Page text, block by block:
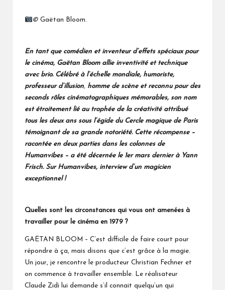
© Gaëtan Bloom.
En tant que comédien et inventeur d’effets spéciaux pour
le cinéma, Gaëtan Bloom allie inventivité et technique
avec brio. Célébré à l’échelle mondiale, humoriste,
professeur d’illusion, homme de scène et reconnu pour des
seconds rôles cinématographiques mémorables, son nom
est étroitement lié au trophée de la créativité attribué
tous les deux ans sous l’égide du Cercle magique de Paris
témoignant de sa grande notoriété. Cette récompense –
racontée en deux parties dans les colonnes de
Humanvibes – a été décernée le 1er mars dernier à Yann
Frisch. Sur Humanvibes, interview d’un magicien
exceptionnel !
Quelles sont les circonstances qui vous ont amenées à
travailler pour le cinéma en 1979 ?
GAËTAN BLOOM – C’est difficile de faire court pour
répondre à ça, mais disons que c’est grâce à la magie.
Un jour, je rencontre le producteur Christian Fechner et
on commence à travailler ensemble. Le réalisateur
Claude Zidi lui demande s’il connait quelqu’un qui